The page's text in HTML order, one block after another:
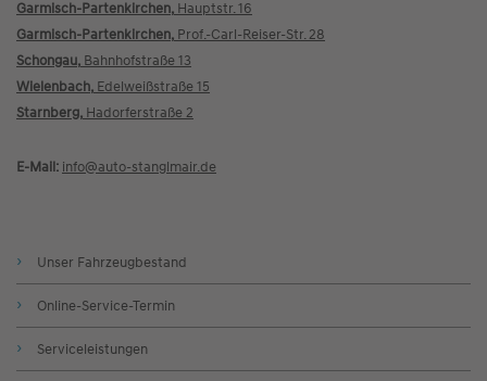
Garmisch-Partenkirchen, Hauptstr. 16
Garmisch-Partenkirchen, Prof.-Carl-Reiser-Str. 28
Schongau, Bahnhofstraße 13
Wielenbach, Edelweißstraße 15
Starnberg, Hadorferstraße 2
E-Mail: info@auto-stanglmair.de
Unser Fahrzeugbestand
Online-Service-Termin
Serviceleistungen